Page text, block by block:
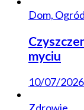
Dom, Ogród
myciu
10/07/2026